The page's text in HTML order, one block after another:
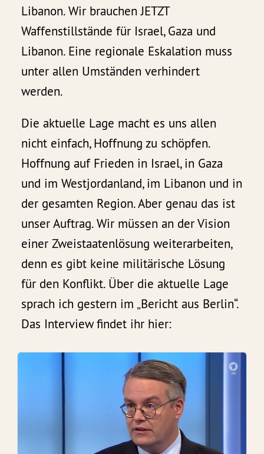
Libanon. Wir brauchen JETZT
Waffenstillstände für Israel, Gaza und
Libanon. Eine regionale Eskalation muss
unter allen Umständen verhindert
werden.
Die aktuelle Lage macht es uns allen
nicht einfach, Hoffnung zu schöpfen.
Hoffnung auf Frieden in Israel, in Gaza
und im Westjordanland, im Libanon und in
der gesamten Region. Aber genau das ist
unser Auftrag. Wir müssen an der Vision
einer Zweistaatenlösung weiterarbeiten,
denn es gibt keine militärische Lösung
für den Konflikt. Über die aktuelle Lage
sprach ich gestern im „Bericht aus Berlin“.
Das Interview findet ihr hier: